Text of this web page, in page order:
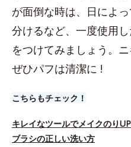
が面倒な時は、日によ
分けるなど、一度使用
をつけてみましょう。
ぜひパフは清潔に !
こちらもチェック！
キレイなツールでメイクのり
ブラシの正しい洗い方